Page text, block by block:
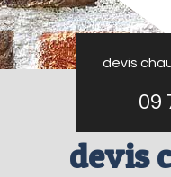
devis
09
devis